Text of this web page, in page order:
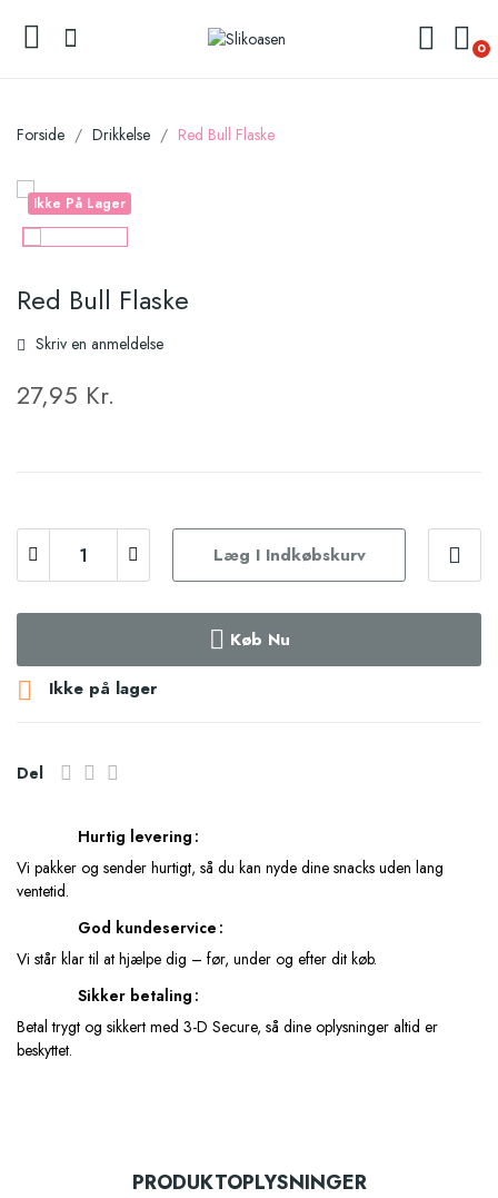
0
Forside Drikkelse Red Bull Flaske
Ikke På Lager
Red Bull Flaske
Skriv en anmeldelse
27,95 Kr.
Læg I Indkøbskurv
Køb Nu
 Ikke på lager
Del
Hurtig levering
Vi pakker og sender hurtigt, så du kan nyde dine snacks uden lang
ventetid.
God kundeservice
Vi står klar til at hjælpe dig – før, under og efter dit køb.
Sikker betaling
Betal trygt og sikkert med 3-D Secure, så dine oplysninger altid er
beskyttet.
PRODUKTOPLYSNINGER